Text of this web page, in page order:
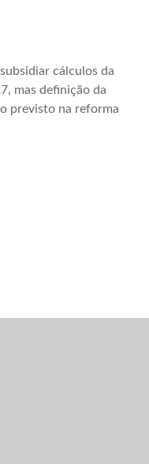
cálculos da
mas definição da
previsto na reforma